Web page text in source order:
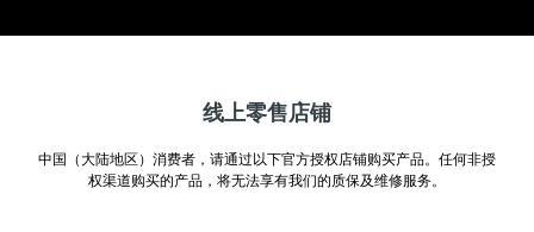
线上零售店铺
中国（大陆地区）消费者，请通过以下官方授权店铺购买产品。任何非授
权渠道购买的产品，将无法享有我们的质保及维修服务。